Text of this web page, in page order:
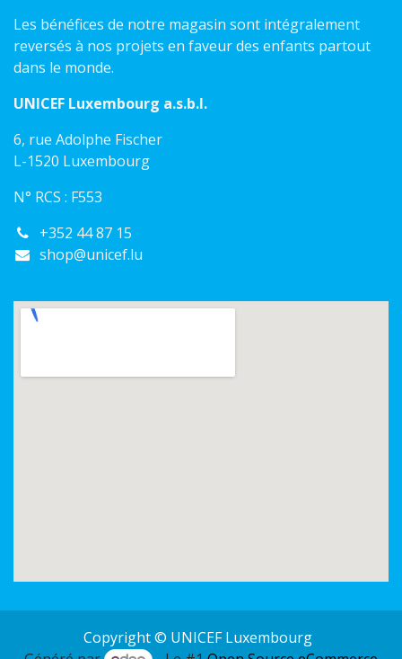
Les bénéfices de notre magasin sont intégralement
reversés à nos projets en faveur des enfants partout
dans le monde.
UNICEF Luxembourg a.s.b.l.
6, rue Adolphe Fischer
L-1520 Luxembourg
N° RCS : F553
+352 44 87 15
shop@unicef.lu
Copyright © UNICEF Luxembourg